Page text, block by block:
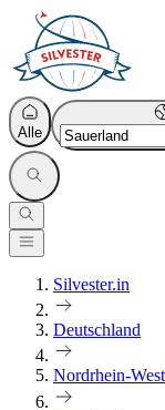
Alle
Silvester.in
Deutschland
Nordrhein-